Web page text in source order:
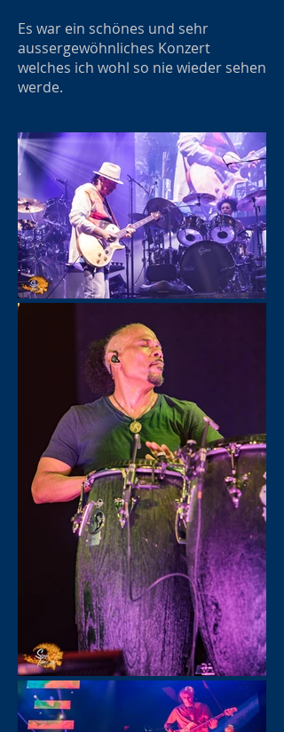
Es war ein schönes und sehr
aussergewöhnliches Konzert
welches ich wohl so nie wieder sehen
werde.